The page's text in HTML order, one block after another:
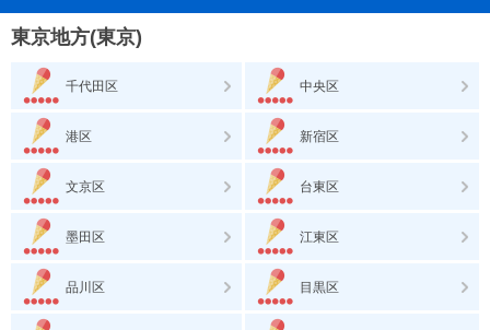
東京地方(東京)
千代田区 中央区
港区 新宿区
文京区 台東区
墨田区 江東区
品川区 目黒区